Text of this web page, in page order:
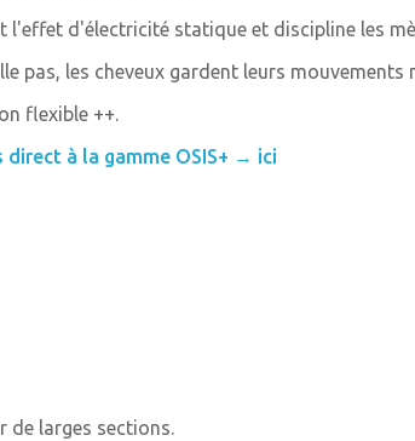
l'effet d'électricité statique et discipline les
pas, les cheveux gardent leurs mouvements
flexible ++.
direct à la gamme OSIS+ → ici
de larges sections.